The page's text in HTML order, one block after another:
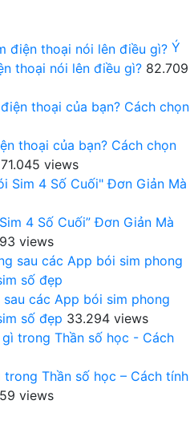
Ý
thoại nói lên điều gì? 82.709
thoại của bạn? Cách chọn
71.045 views
4 Số Cuối” Đơn Giản Mà
views
các App bói sim phong
số đẹp 33.294 views
Thần số học – Cách tính
views